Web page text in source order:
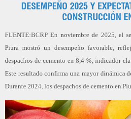
DESEMPEÑO 2025 Y
CONSTRUCCIÓN
FUENTE:BCRP En noviembre de 2025, el
Piura mostró un desempeño favorable,
despachos de cemento en 8,4 %, indicador
Este resultado confirma una mayor dinámica
Durante 2024, los despachos de cemento en